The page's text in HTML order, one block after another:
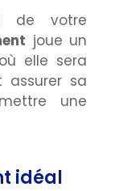
de votre
joue un
elle sera
assurer sa
une
idéal